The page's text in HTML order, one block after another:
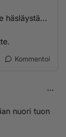
häsläystä...
Kommentoi
nuori tuon